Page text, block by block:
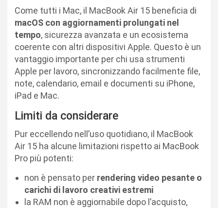
Come tutti i Mac, il MacBook Air 15 beneficia di
macOS con aggiornamenti prolungati nel
tempo, sicurezza avanzata e un ecosistema
coerente con altri dispositivi Apple. Questo è un
vantaggio importante per chi usa strumenti
Apple per lavoro, sincronizzando facilmente file,
note, calendario, email e documenti su iPhone,
iPad e Mac.
Limiti da considerare
Pur eccellendo nell’uso quotidiano, il MacBook
Air 15 ha alcune limitazioni rispetto ai MacBook
Pro più potenti:
non è pensato per rendering video pesante o
carichi di lavoro creativi estremi
la RAM non è aggiornabile dopo l’acquisto,